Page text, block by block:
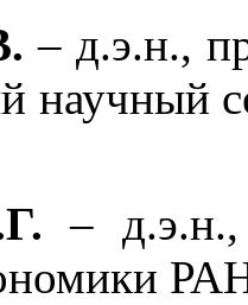
– д.э.н.,
научный
–